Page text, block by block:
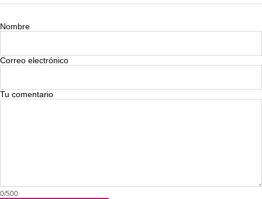
Nombre
Correo electrónico
Tu comentario
0/500